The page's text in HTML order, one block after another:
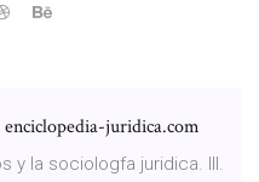
juridica.com
y la sociologfa juridica. III.